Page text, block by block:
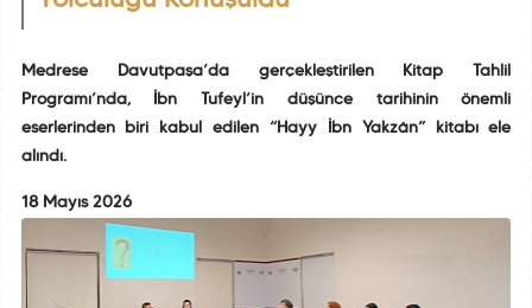
Medrese Davutpaşa’da gerçekleştirilen Kitap Tahlil
Programı’nda, İbn Tufeyl’in düşünce tarihinin önemli
eserlerinden biri kabul edilen “Hayy İbn Yakzân” kitabı ele
alındı.
18 Mayıs 2026